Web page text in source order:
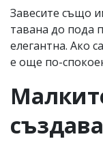
Завесите също
тавана до пода
елегантна. Ако
е още по-